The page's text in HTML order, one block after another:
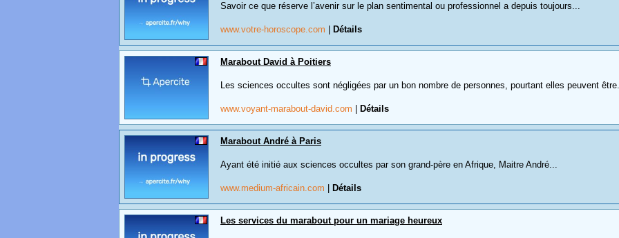
Savoir ce que réserve l’avenir sur le plan sentimental ou professionnel a depuis toujours...
www.votre-horoscope.com Détails
Marabout David à Poitiers
Les sciences occultes sont négligées par un bon nombre de personnes, pourtant elles peuvent
www.voyant-marabout-david.com Détails
Marabout André à Paris
Ayant été initié aux sciences occultes par son grand-père en Afrique, Maitre André...
www.medium-africain.com Détails
Les services du marabout pour un mariage heureux